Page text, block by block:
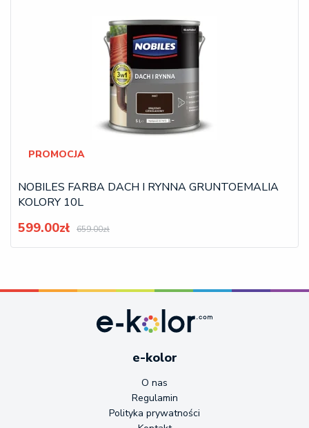
PROMOCJA
NOBILES FARBA DACH I RYNNA GRUNTOEMALIA
KOLORY 10L
599.00zł 659.00zł
e-kolor
O nas
Regulamin
Polityka prywatności